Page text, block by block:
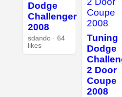
Dodge
Challenger
2008
sdando · 64
likes
Tuning
Dodge
2 Door
Coupe
2008